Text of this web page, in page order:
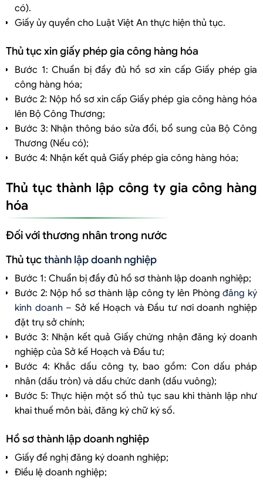
có).
Giấy ủy quyền cho Luật Việt An thực hiện thủ tục.
Thủ tục xin giấy phép gia công hàng hóa
Bước 1: Chuẩn bị đầy đủ hồ sơ xin cấp Giấy phép gia
công hàng hóa;
Bước 2: Nộp hồ sơ xin cấp Giấy phép gia công hàng hóa
lên Bộ Công Thương;
Bước 3: Nhận thông báo sửa đổi, bổ sung của Bộ Công
Thương (Nếu có);
Bước 4: Nhận kết quả Giấy phép gia công hàng hóa;
Thủ tục thành lập công ty gia công hàng
hóa
Đối với thương nhân trong nước
Thủ tụcthành lập doanh nghiệp
Bước 1: Chuẩn bị đầy đủ hồ sơ thành lập doanh nghiệp;
Bước 2: Nộp hồ sơ thành lập công ty lên Phòngđăng ký
kinh doanh – Sở kế Hoạch và Đầu tư nơi doanh nghiệp
đặt trụ sở chính;
Bước 3: Nhận kết quả Giấy chứng nhận đăng ký doanh
nghiệp của Sở kế Hoạch và Đầu tư;
Bước 4: Khắc dấu công ty, bao gồm: Con dấu pháp
nhân (dấu tròn) và dấu chức danh (dấu vuông);
Bước 5: Thực hiện một số thủ tục sau khi thành lập như
khai thuế môn bài, đăng ký chữ ký số.
Hồ sơ thành lập doanh nghiệp
Giấy đề nghị đăng ký doanh nghiệp;
Điều lệ doanh nghiệp;